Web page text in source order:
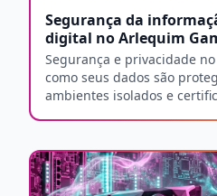
Segurança da
digital no Arlequim
Segurança e privacidade
como seus dados são
ambientes isolados e